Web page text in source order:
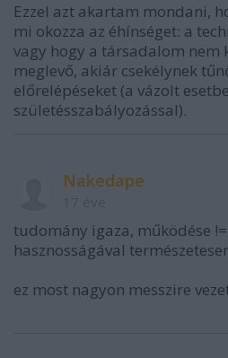
Ezzel azt akartam mondani,
mi okozza az éhínséget: a
vagy hogy a társadalom nem
meglevő, akiár csekélynek
előrelépéseket (a vázolt
születésszabályozással).
Nakedape
tudomány igaza, működése
hasznosságával
ez most nagyon messzire